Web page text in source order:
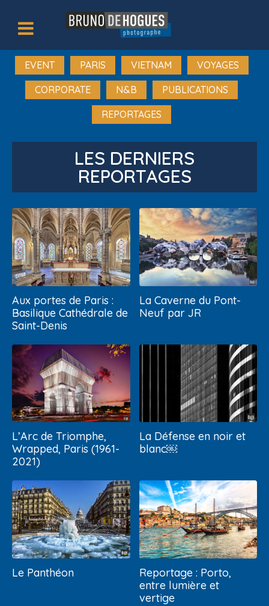
EVENT PARIS VIETNAM VOYAGES
CORPORATE N&B PUBLICATIONS
REPORTAGES
LES DERNIERS
REPORTAGES
Aux portes de Paris :
Basilique Cathédrale de
Saint-Denis
La Caverne du Pont-
Neuf par JR
L’Arc de Triomphe,
Wrapped, Paris (1961-
2021)
La Défense en noir et
blanc￼
Le Panthéon
Reportage : Porto,
entre lumière et
vertige